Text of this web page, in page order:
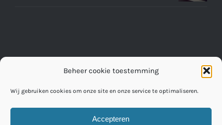
Beheer cookie toestemming
Wij gebruiken cookies om onze site en onze service te optimaliseren.
Accepteren